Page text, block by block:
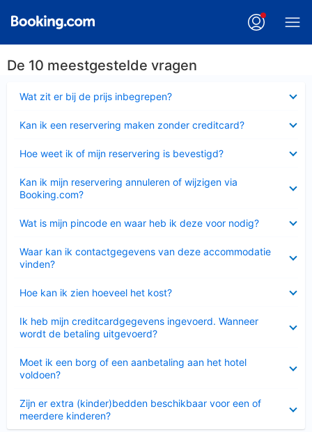
De 10 meestgestelde vragen
Wat zit er bij de prijs inbegrepen?
Kan ik een reservering maken zonder creditcard?
Hoe weet ik of mijn reservering is bevestigd?
Kan ik mijn reservering annuleren of wijzigen via
Booking.com?
Wat is mijn pincode en waar heb ik deze voor nodig?
Waar kan ik contactgegevens van deze accommodatie
vinden?
Hoe kan ik zien hoeveel het kost?
Ik heb mijn creditcardgegevens ingevoerd. Wanneer
wordt de betaling uitgevoerd?
Moet ik een borg of een aanbetaling aan het hotel
voldoen?
Zijn er extra (kinder)bedden beschikbaar voor een of
meerdere kinderen?